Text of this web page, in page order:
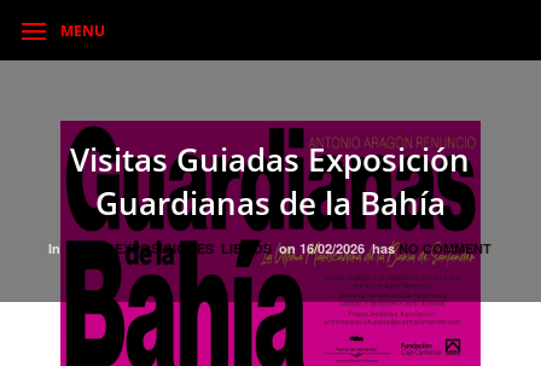
MENU
Visitas Guiadas Exposición
Guardianas de la Bahía
In BLOG EXPOSICIONES LIBROS on16/02/2026hasNO COMMENT